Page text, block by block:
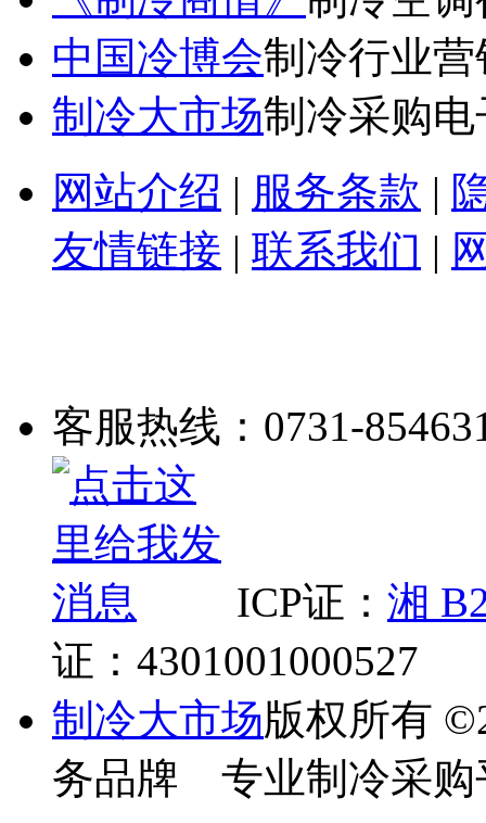
中国冷博会制冷行业
制冷大市场制冷采购
网站介绍 | 服务条款 |
友情链接 | 联系我们 |
客服热线：0731-
ICP证： 湘
证：4301001000527
制冷大市场版权所有 ©
务品牌 专业制冷采购